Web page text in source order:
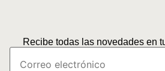
Recibe todas las novedades en